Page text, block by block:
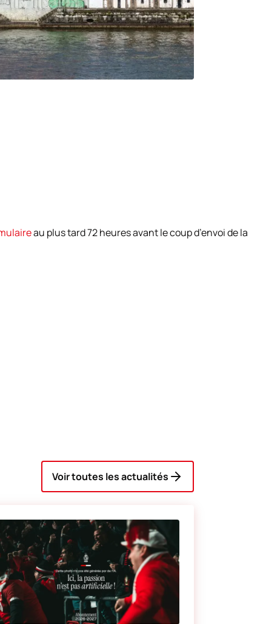
au plus tard 72 heures avant le coup d’envoi de la
Voir toutes les actualités